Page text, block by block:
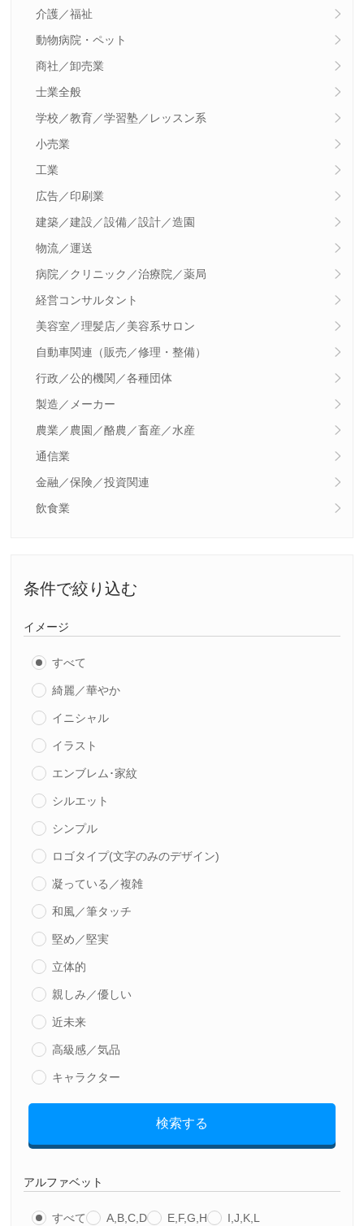
介護／福祉
動物病院・ペット
商社／卸売業
士業全般
学校／教育／学習塾／レッスン系
小売業
工業
広告／印刷業
建築／建設／設備／設計／造園
物流／運送
病院／クリニック／治療院／薬局
経営コンサルタント
美容室／理髪店／美容系サロン
自動車関連（販売／修理・整備）
行政／公的機関／各種団体
製造／メーカー
農業／農園／酪農／畜産／水産
通信業
金融／保険／投資関連
飲食業
条件で絞り込む
イメージ
すべて
綺麗／華やか
イニシャル
イラスト
エンブレム･家紋
シルエット
シンプル
ロゴタイプ(文字のみのデザイン)
凝っている／複雑
和風／筆タッチ
堅め／堅実
立体的
親しみ／優しい
近未来
高級感／気品
キャラクター
検索する
アルファベット
すべて A,B,C,D E,F,G,H I,J,K,L